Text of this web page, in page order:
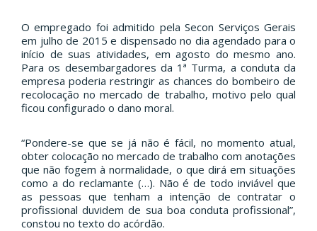
O empregado foi admitido pela Secon Serviços Gerais
em julho de 2015 e dispensado no dia agendado para o
início de suas atividades, em agosto do mesmo ano.
Para os desembargadores da 1ª Turma, a conduta da
empresa poderia restringir as chances do bombeiro de
recolocação no mercado de trabalho, motivo pelo qual
ficou configurado o dano moral.
“Pondere-se que se já não é fácil, no momento atual,
obter colocação no mercado de trabalho com anotações
que não fogem à normalidade, o que dirá em situações
como a do reclamante (…). Não é de todo inviável que
as pessoas que tenham a intenção de contratar o
profissional duvidem de sua boa conduta profissional”,
constou no texto do acórdão.